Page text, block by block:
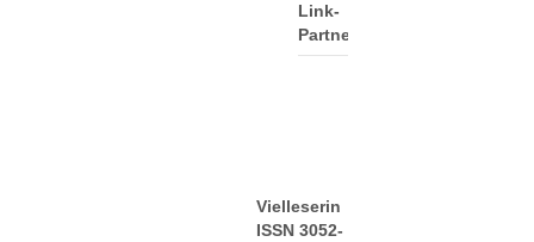
Link-
Partner
Vielleserin
ISSN 3052-